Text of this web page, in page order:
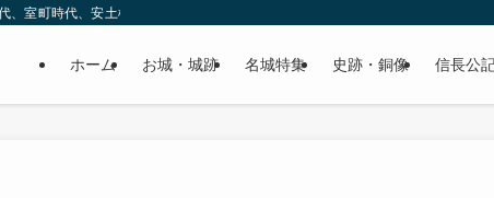
室町時代、安土桃山時代（戦国時代）、江戸時代と幅広くご紹介致します。
ホーム お城・城跡 名城特集 史跡・銅像 信長公